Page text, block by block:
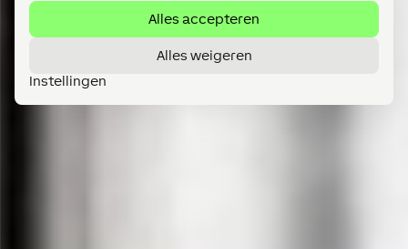
Alles accepteren
Alles weigeren
Instellingen